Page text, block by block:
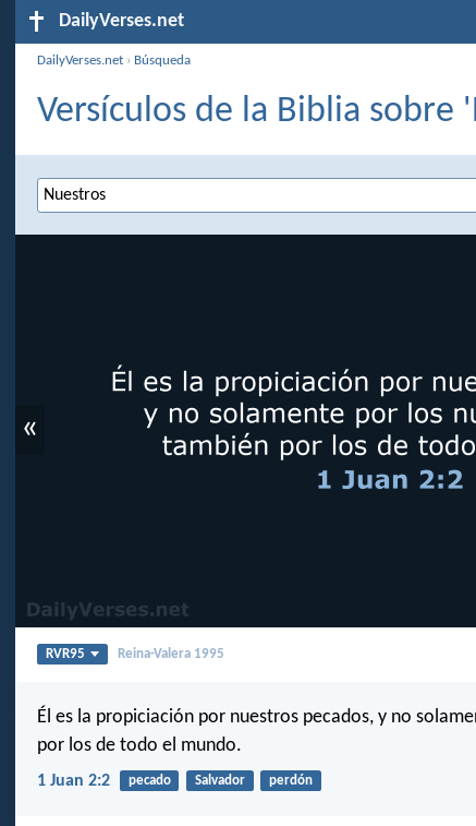
DailyVerses.net
DailyVerses.net › Búsqueda
Versículos de la Biblia sobre
«
RVR95 Reina-Valera 1995
Él es la propiciación por nuestros pecados, y no
por los de todo el mundo.
1 Juan 2:2 pecado Salvador perdón